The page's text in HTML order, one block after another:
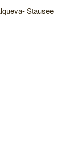
Stausee